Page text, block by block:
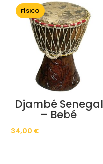
FÍSICO
Djambé Senegal
– Bebé
34,00 €